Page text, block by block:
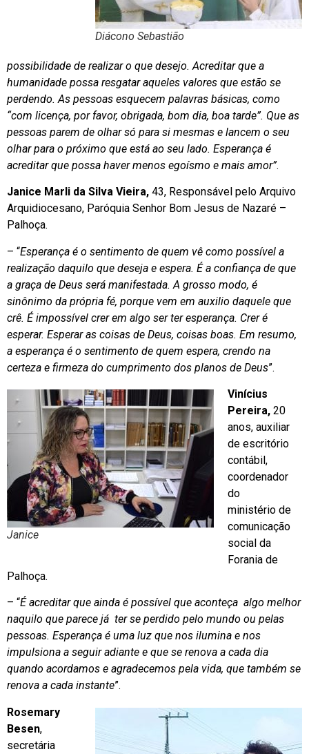
Diácono Sebastião
possibilidade de realizar o que desejo. Acreditar que a
humanidade possa resgatar aqueles valores que estão se
perdendo. As pessoas esquecem palavras básicas, como
“com licença, por favor, obrigada, bom dia, boa tarde”. Que as
pessoas parem de olhar só para si mesmas e lancem o seu
olhar para o próximo que está ao seu lado. Esperança é
acreditar que possa haver menos egoísmo e mais amor”.
Janice Marli da Silva Vieira, 43, Responsável pelo Arquivo
Arquidiocesano, Paróquia Senhor Bom Jesus de Nazaré –
Palhoça.
– “Esperança é o sentimento de quem vê como possível a
realização daquilo que deseja e espera. É a confiança de que
a graça de Deus será manifestada. A grosso modo, é
sinônimo da própria fé, porque vem em auxilio daquele que
crê. É impossível crer em algo ser ter esperança. Crer é
esperar. Esperar as coisas de Deus, coisas boas. Em resumo,
a esperança é o sentimento de quem espera, crendo na
certeza e firmeza do cumprimento dos planos de Deus”.
Janice
Vinícius
Pereira, 20
anos, auxiliar
de escritório
contábil,
coordenador
do
ministério de
comunicação
social da
Forania de
Palhoça.
– “É acreditar que ainda é possível que aconteça algo melhor
naquilo que parece já ter se perdido pelo mundo ou pelas
pessoas. Esperança é uma luz que nos ilumina e nos
impulsiona a seguir adiante e que se renova a cada dia
quando acordamos e agradecemos pela vida, que também se
renova a cada instante”.
Rosemary
Besen,
secretária